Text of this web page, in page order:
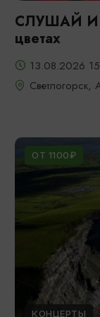
СЛУШАЙ И
цветах
13.08.2026
Светлогорск,
ОТ 1100₽
КОНЦЕРТЫ